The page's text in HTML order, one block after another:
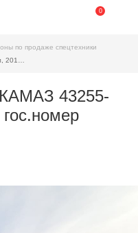
0
по продаже спецтехники
43255-